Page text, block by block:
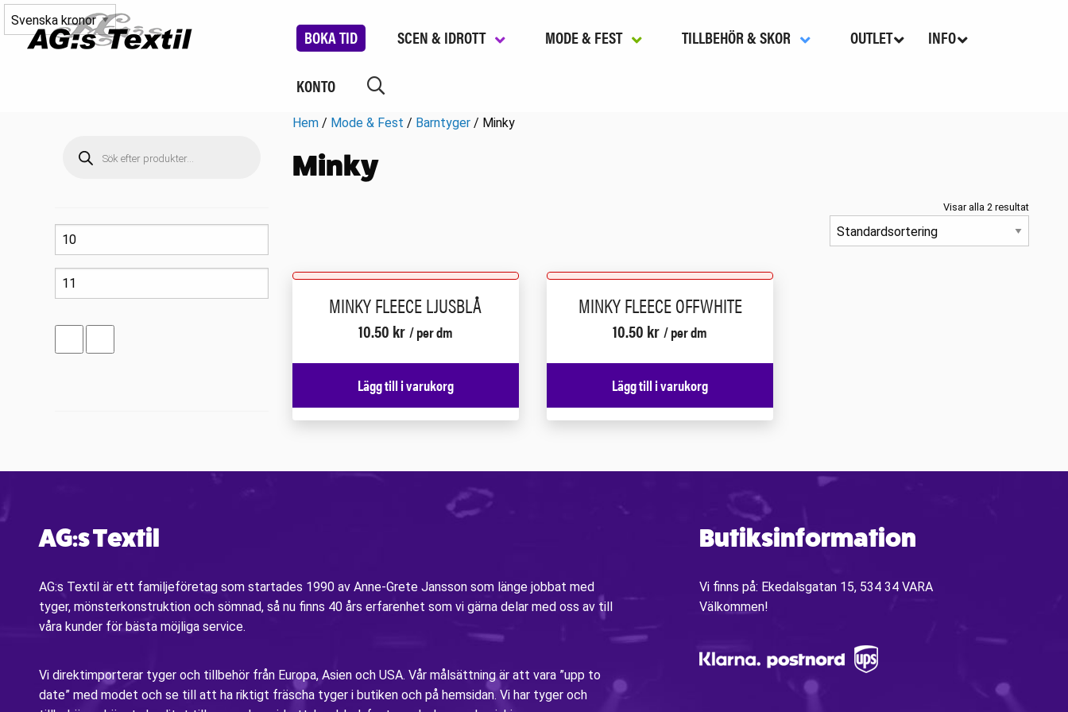
BOKA TID SCEN & IDROTT MODE & FEST TILLBEHÖR & SKOR OUTLET INFO
KONTO
Hem/ Mode & Fest / Barntyger/ Minky
Minky
Visar alla 2 resultat
MINKY FLEECE LJUSBLÅ
10.50 kr / per dm
Lägg till i varukorg
MINKY FLEECE OFFWHITE
10.50 kr / per dm
Lägg till i varukorg
AG:s Textil
AG:s Textil är ett familjeföretag som startades 1990 av Anne-Grete Jansson som länge jobbat med
tyger, mönsterkonstruktion och sömnad, så nu finns 40 års erfarenhet som vi gärna delar med oss av till
våra kunder för bästa möjliga service.
Vi direktimporterar tyger och tillbehör från Europa, Asien och USA. Vår målsättning är att vara ”upp to
date” med modet och se till att ha riktigt fräscha tyger i butiken och på hemsidan. Vi har tyger och
Butiksinformation
Vi finns på: Ekedalsgatan 15, 534 34 VARA
Välkommen!